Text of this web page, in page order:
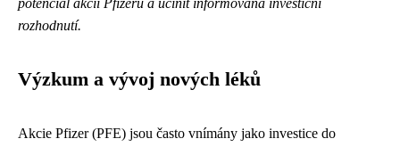
potenciál akcií Pfizeru a učinit informovaná investiční
rozhodnutí.
Výzkum a vývoj nových léků
Akcie Pfizer (PFE) jsou často vnímány jako investice do